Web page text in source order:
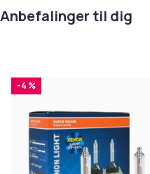
Anbefalinger til dig
-4 %